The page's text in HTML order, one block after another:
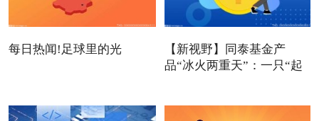
每日热闻!足球里的光
【新视野】同泰基金产
品“冰火两重天”：一只“起